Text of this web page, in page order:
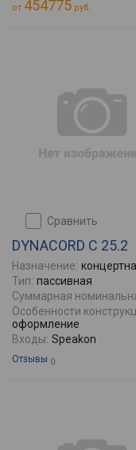
от 454775 руб.
сравнить
DYNACORD C 25.2
Назначение:
Тип: пасcивная
Суммарная
Особенности
оформление
Входы: Speakon
Отзывы 0